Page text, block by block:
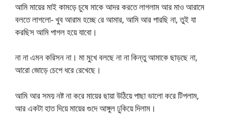
আমি মায়ের মাই কামড়ে চুষে মাকে আদর করতে লাগলাম আর মাও আরামে
বলতে লাগলো- খুব আরাম হচ্ছে রে আমার, আমি আর পারছি না, তুই যা
করছিস আমি পাগল হয়ে যাবো।
না না এমন করিসন না। মা মুখে বলছে না না কিন্তু আমাকে ছাড়ছে না,
আরো জোড়ে চেপে ধরে রেখেছে।
আমি আর সময় নষ্ট না করে মায়ের ছায়া উঠিয়ে পাছা ভালো করে টিপলাম,
আর একটা হাত দিয়ে মায়ের গুদে আঙ্গুল ঢুকিয়ে দিলাম।